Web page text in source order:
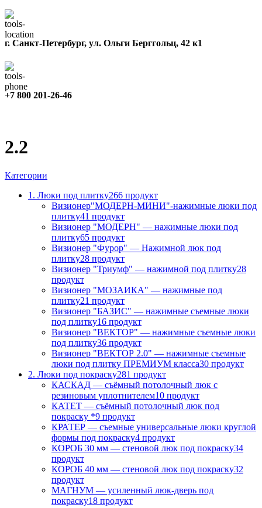
г. Санкт-Петербург, ул. Ольги Берггольц, 42 к1
+7 800 201-26-46
2.2
Категории
1. Люки под плитку266 продукт
Визионер"МОДЕРН-МИНИ"-нажимные люки под
плитку41 продукт
Визионер "МОДЕРН" — нажимные люки под
плитку65 продукт
Визионер "Фурор" — Нажимной люк под
плитку28 продукт
Визионер "Триумф" — нажимной под плитку28
продукт
Визионер "МОЗАИКА" — нажимные под
плитку21 продукт
Визионер "БАЗИС" — нажимные съемные люки
под плитку16 продукт
Визионер "ВЕКТОР" — нажимные съемные люки
под плитку36 продукт
Визионер "ВЕКТОР 2.0" — нажимные съемные
люки под плитку ПРЕМИУМ класса30 продукт
2. Люки под покраску281 продукт
КАСКАД — съёмный потолочный люк с
резиновым уплотнителем10 продукт
КАТЕТ — съёмный потолочный люк под
покраску *9 продукт
КРАТЕР — съемные универсальные люки круглой
формы под покраску4 продукт
КОРОБ 30 мм — стеновой люк под покраску34
продукт
КОРОБ 40 мм — стеновой люк под покраску32
продукт
МАГНУМ — усиленный люк-дверь под
покраску18 продукт